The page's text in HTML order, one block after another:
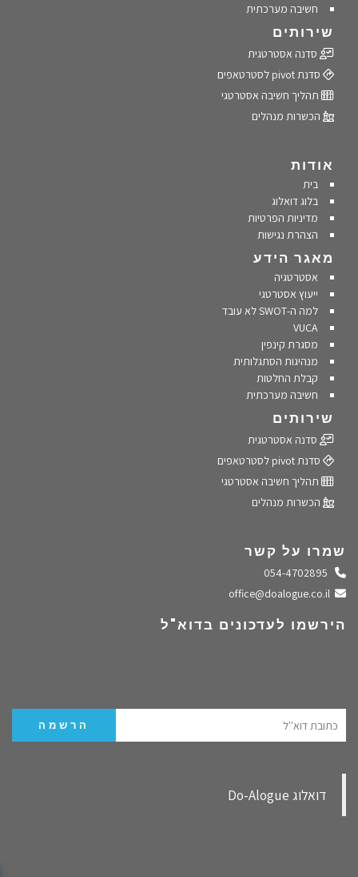
חשיבה מערכתית
שירותים
סדנה אסטרטגית
סדנת pivot לסטרטאפים
תהליך חשיבה אסטרטגי
הכשרות מנהלים
אודות
בית
בלוג דואלוג
מדיניות הפרטיות
הצהרת נגישות
מאגר הידע
אסטרטגיה
ייעוץ אסטרטגי
למה ה-SWOT לא עובד
VUCA
מסגרת קינפין
מנהיגות הסתגלותית
קבלת החלטות
חשיבה מערכתית
שירותים
סדנה אסטרטגית
סדנת pivot לסטרטאפים
תהליך חשיבה אסטרטגי
הכשרות מנהלים
שמרו על קשר
התקשרו אלינו
שלחו מייל
הירשמו לעדכונים בדוא"ל
‏דואלוג Do-Alogue‏